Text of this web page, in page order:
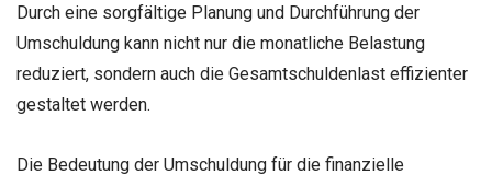
Durch eine sorgfältige Planung und Durchführung der
Umschuldung kann nicht nur die monatliche Belastung
reduziert, sondern auch die Gesamtschuldenlast effizienter
gestaltet werden.
Die Bedeutung der Umschuldung für die finanzielle